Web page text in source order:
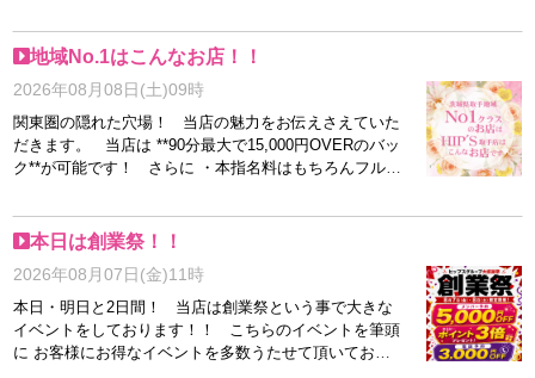
🎉ヒップスグループは創業23周年ドーーーン！！ ただ
いま特大イベント開催中です🔥 風俗の穴場（？）取手
👏 長く営業できているからこそ、 集客力にも自信あ
り！ 「未経験だけど大丈夫かな？」 「今のお店で思っ
たより稼げない…」 そんな女性も大歓迎です🙆‍♀️✨ あな
たも取手の夜空に打ち上がる花火のように、 ドーーー
地域No.1はこんなお店！！
2026年08月08日(土)09時
関東圏の隠れた穴場！ 当店の魅力をお伝えさえていた
だきます。 当店は **90分最大で15,000円OVERのバッ
ク**が可能です！ さらに ・本指名料はもちろんフルバ
となっており、実際の手取りがかなり高いです。 また
日記の投稿や本指名を返していただいたりと 頑張る貴
す。 お店へのアクセスに関しても都内から電車1本で
約40分の場所にあるため 通いでの勤務や出稼ぎにも対
応しております。 宿泊施設もご用意しており 店泊
→500円 寮泊→2000円 と、お安くご用意しておりま
本日は創業祭！！
2026年08月07日(金)11時
本日・明日と2日間！ 当店は創業祭という事で大きな
イベントをしております！！ こちらのイベントを筆頭
に お客様にお得なイベントを多数うたせて頂いており